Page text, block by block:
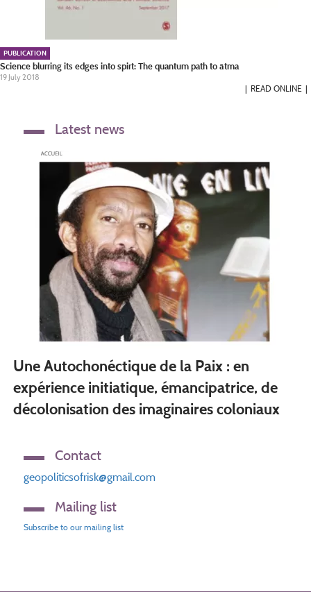
PUBLICATION
Science blurring its edges into spirt: The quantum path to ātma
19 July 2018
READ ONLINE
Latest news
Une Autochonéctique de la Paix : en
expérience initiatique, émancipatrice, de
décolonisation des imaginaires coloniaux
Contact
geopoliticsofrisk@gmail.com
Mailing list
Subscribe to our mailing list